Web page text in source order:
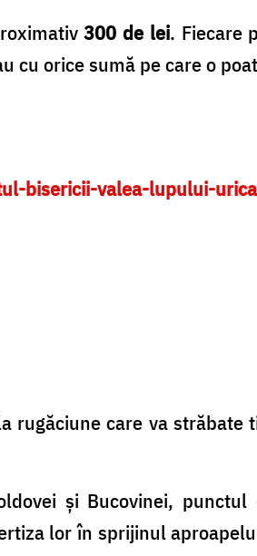
300 de lei. Fiecare
cu orice sumă pe care o
bisericii-valea-lupului-
rugăciune care va străbate
și Bucovinei,
lor în sprijinul